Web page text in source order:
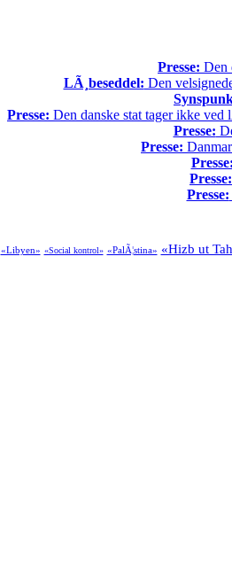
Presse: Den
LÃ¸beseddel: Den
Presse: Den danske stat tager ikke ved
Presse:
Presse:
Presse:
Presse:
Presse:
«Libyen» «Social kontrol» «PalÃ¦stina» «Hizb ut